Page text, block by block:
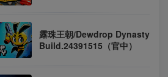
露珠王朝/Dewdrop Dynasty
Build.24391515（官中）